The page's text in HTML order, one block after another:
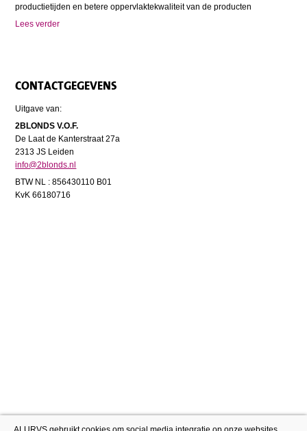
productietijden en betere oppervlaktekwaliteit van de producten
Lees verder
CONTACTGEGEVENS
Uitgave van:
2BLONDS V.O.F.
De Laat de Kanterstraat 27a
2313 JS Leiden
info@2blonds.nl
BTW NL : 856430110 B01
KvK 66180716